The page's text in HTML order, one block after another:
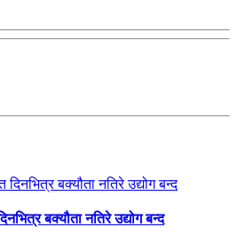
बक्यौता नतिरे उद्योग बन्द